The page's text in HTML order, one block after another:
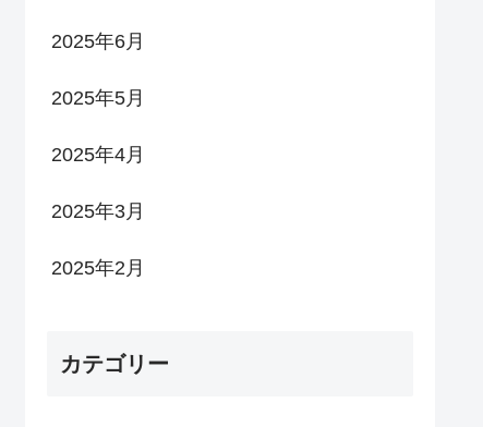
2025年6月
2025年5月
2025年4月
2025年3月
2025年2月
カテゴリー